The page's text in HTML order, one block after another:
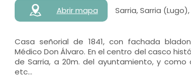
Abrir mapa Sarria, Sarria
Casa señorial de 1841, con fachada
Médico Don Álvaro. En el centro del casco
de Sarria, a 20m. del ayuntamiento, y como
etc...